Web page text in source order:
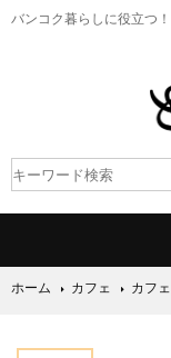
バンコク暮らしに役立つ！
ホーム カフェ カフ